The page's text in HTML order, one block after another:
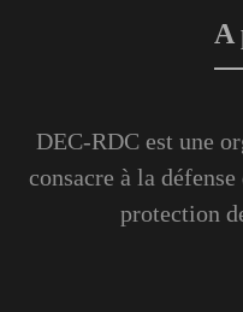
A
DEC-RDC est une
consacre à la
protection